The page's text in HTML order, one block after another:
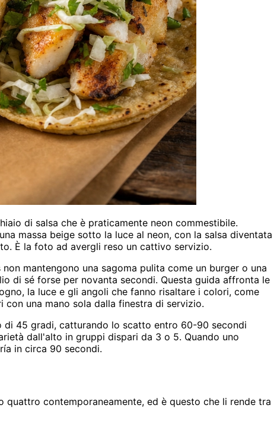
di salsa che è praticamente neon commestibile.
massa beige sotto la luce al neon, con la salsa diventata
È la foto ad avergli reso un cattivo servizio.
mantengono una sagoma pulita come un burger o una
di sé forse per novanta secondi. Questa guida affronta le
la luce e gli angoli che fanno risaltare i colori, come
una mano sola dalla finestra di servizio.
45 gradi, catturando lo scatto entro 60-90 secondi
dall'alto in gruppi dispari da 3 o 5. Quando uno
in circa 90 secondi.
contemporaneamente, ed è questo che li rende tra